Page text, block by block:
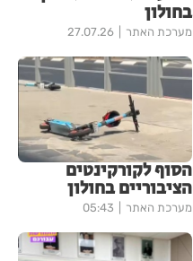
בחולון
מערכת האתר 27.07.26
הסוף לקורקינטים
הציבוריים בחולון
מערכת האתר 05:43